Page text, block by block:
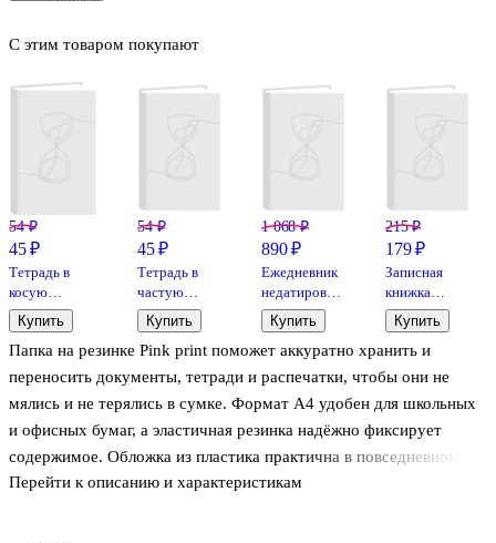
Папка на резинке Pink print поможет аккуратно хранить и
переносить документы, тетради и распечатки, чтобы они не
мялись и не терялись в сумке. Формат А4 удобен для школьных
и офисных бумаг, а эластичная резинка надёжно фиксирует
содержимое. Обложка из пластика практична в повседневном
использовании: её легко протереть, она меньше боится влаги и
Перейти к описанию и характеристикам
С этим товаром покупают
54 ₽
45 ₽
Тетрадь в
косую
линейку
Listoff
«Классическая
серия» в
12 листов
Купить
54 ₽
45 ₽
Тетрадь в
частую
косую
линейку
Listoff
«Классическая
ассортименте,
12 листов
Купить
1 068 ₽
890 ₽
Ежедневник
недатированный
«Snap book.
No 1» А5,
розовый, 136
листов,
Listoff
Купить
215 ₽
179 ₽
Записная
книжка
«Капибара»
А7, 80
листов в
клетку,
Купить